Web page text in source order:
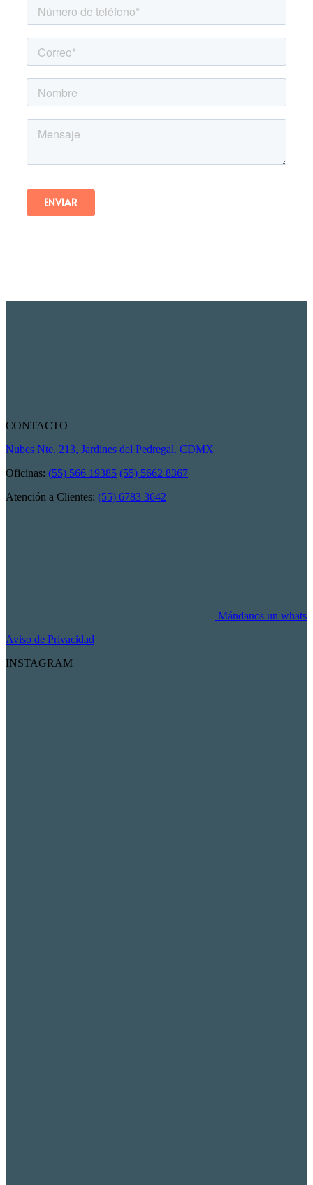
CONTACTO
Nubes Nte. 213, Jardines del Pedregal. CDMX
Oficinas: (55) 566 19385 (55) 5662 8367
Atención a Clientes: (55) 6783 3642
Mándanos un whats
Aviso de Privacidad
INSTAGRAM